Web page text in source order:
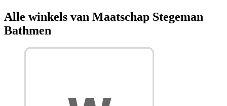
Alle winkels van Maatschap Stegeman
Bathmen